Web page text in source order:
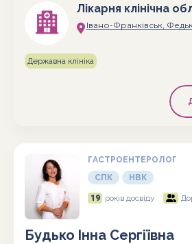
Лікарня клінічна
Івано-Франківськ,
Державна клініка
ГАСТРОЕНТЕРОЛОГ
СПК
НВК
19 років досвіду
Будько Інна Сергіївна